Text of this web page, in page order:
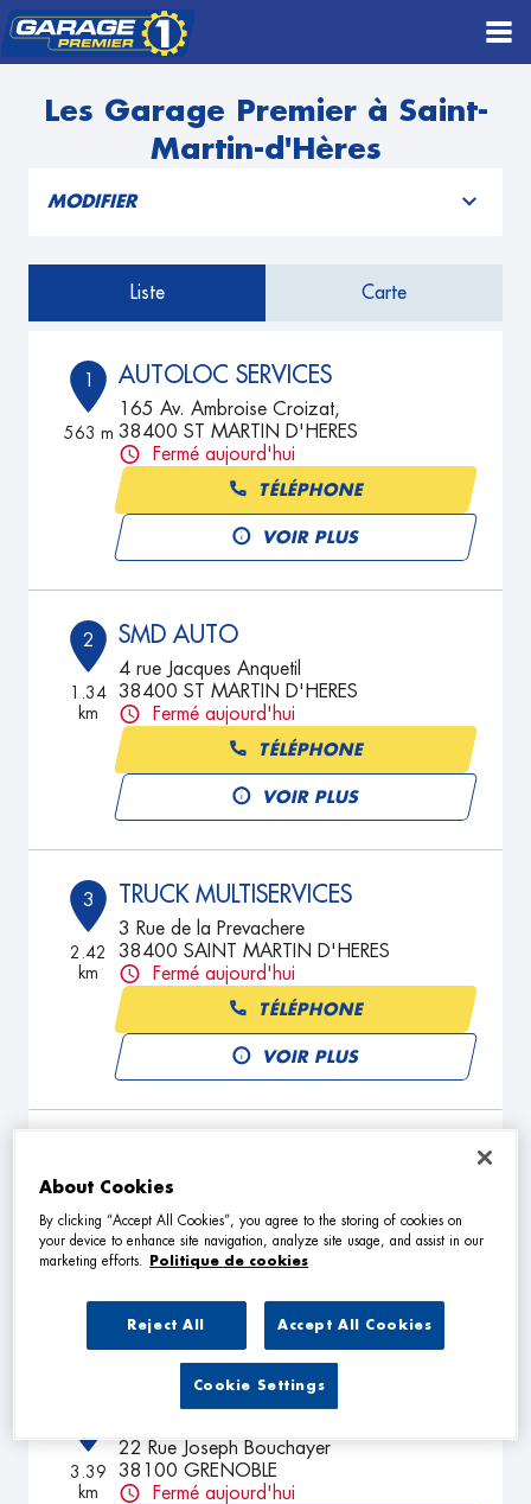
Les Garage Premier à Saint-
Martin-d'Hères
MODIFIER
Liste Carte
1
563 m
AUTOLOC SERVICES
165 Av. Ambroise Croizat,
38400 ST MARTIN D'HERES
Fermé aujourd'hui
TÉLÉPHONE
VOIR PLUS
2
1.34
km
SMD AUTO
4 rue Jacques Anquetil
38400 ST MARTIN D'HERES
Fermé aujourd'hui
TÉLÉPHONE
VOIR PLUS
3
2.42
km
TRUCK MULTISERVICES
3 Rue de la Prevachere
38400 SAINT MARTIN D'HERES
Fermé aujourd'hui
TÉLÉPHONE
VOIR PLUS
2.5 km
1 Rue du Grand Veymont
38320 EYBENS
Fermé aujourd'hui
TÉLÉPHONE
VOIR PLUS
3.39
km
RG AUTO
22 Rue Joseph Bouchayer
38100 GRENOBLE
Fermé aujourd'hui
About Cookies
By clicking “Accept All Cookies”, you agree to the storing of cookies on
your device to enhance site navigation, analyze site usage, and assist in our
marketing efforts.
Politique de cookies
Reject All Accept All Cookies
Cookie Settings